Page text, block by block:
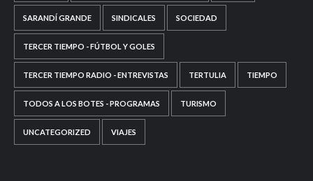
SARANDÍ GRANDE SINDICALES SOCIEDAD
TERCER TIEMPO - FÚTBOL Y GOLES
TERCER TIEMPO RADIO - ENTREVISTAS TERTULIA TIEMPO
TODOS A LOS BOTES - PROGRAMAS TURISMO
UNCATEGORIZED VIAJES